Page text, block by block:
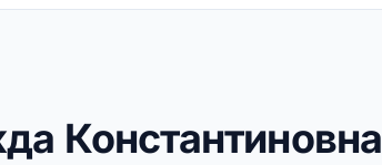
Константиновна